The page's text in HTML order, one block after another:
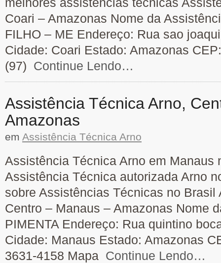
Coari – Amazonas Nome da
FILHO – ME Endereço: Rua sao
Cidade: Coari Estado: Amazonas
(97) Continue Lendo…
Assistência Técnica Arno,
Amazonas
em Assistência Técnica Arno
Assistência Técnica Arno em Manaus
Assistência Técnica autorizada Arno
sobre Assistências Técnicas no
Centro – Manaus – Amazonas Nome
PIMENTA Endereço: Rua quintino
Cidade: Manaus Estado: Amazonas
3631-4158 Mapa Continue Lendo…